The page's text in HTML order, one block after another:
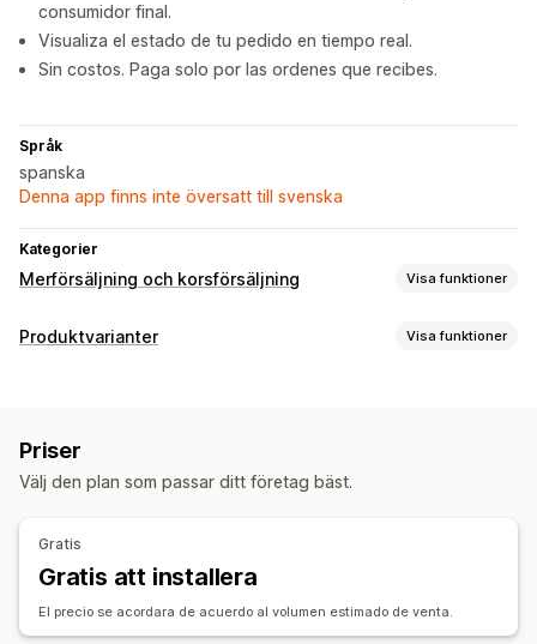
consumidor final.
Visualiza el estado de tu pedido en tiempo real.
Sin costos. Paga solo por las ordenes que recibes.
Språk
spanska
Denna app finns inte översatt till svenska
Kategorier
Merförsäljning och korsförsäljning Visa funktioner
Anpassning
Stegvisa mängdrabatter
Analysverktyg
Produktvarianter Visa funktioner
Lager
Lagertillgänglighet
Priser
Välj den plan som passar ditt företag bäst.
Gratis
Gratis att installera
El precio se acordara de acuerdo al volumen estimado de venta.